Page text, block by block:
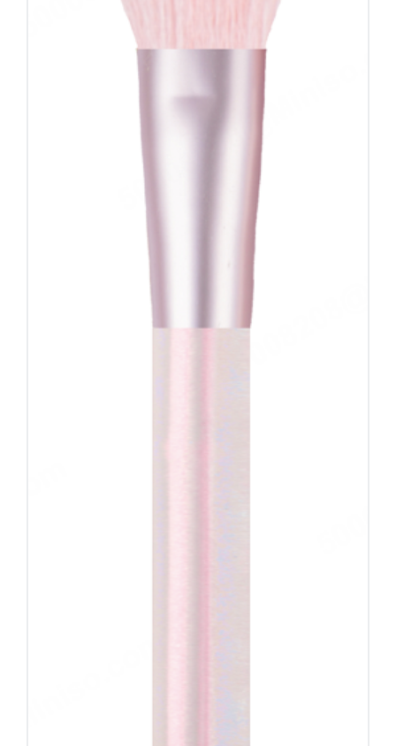
הום אקססוריז
הלבשה תחתונה
מסיבות וימי הולדת